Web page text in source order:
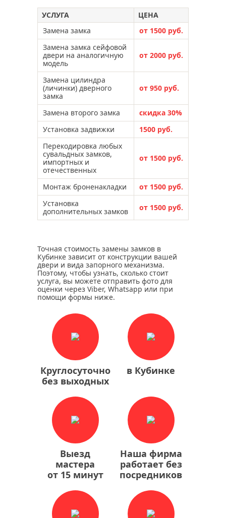
УСЛУГА
ЦЕНА
Замена замка
от 1500 руб.
Замена замка сейфовой
двери на аналогичную
модель
от 2000 руб.
Замена цилиндра
(личинки) дверного
замка
от 950 руб.
Замена второго замка
скидка 30%
Установка задвижки
1500 руб.
Перекодировка любых
сувальдных замков,
импортных и
отечественных
от 1500 руб.
Монтаж броненакладки
от 1500 руб.
Установка
дополнительных замков
от 1500 руб.
Точная стоимость замены замков в
Кубинке зависит от конструкции вашей
двери и вида запорного механизма.
Поэтому, чтобы узнать, сколько стоит
услуга, вы можете отправить фото для
оценки через Viber, Whatsapp или при
помощи формы ниже.
Круглосуточно
без выходных
в Кубинке
Выезд
мастера
от 15 минут
Наша фирма
работает без
посредников